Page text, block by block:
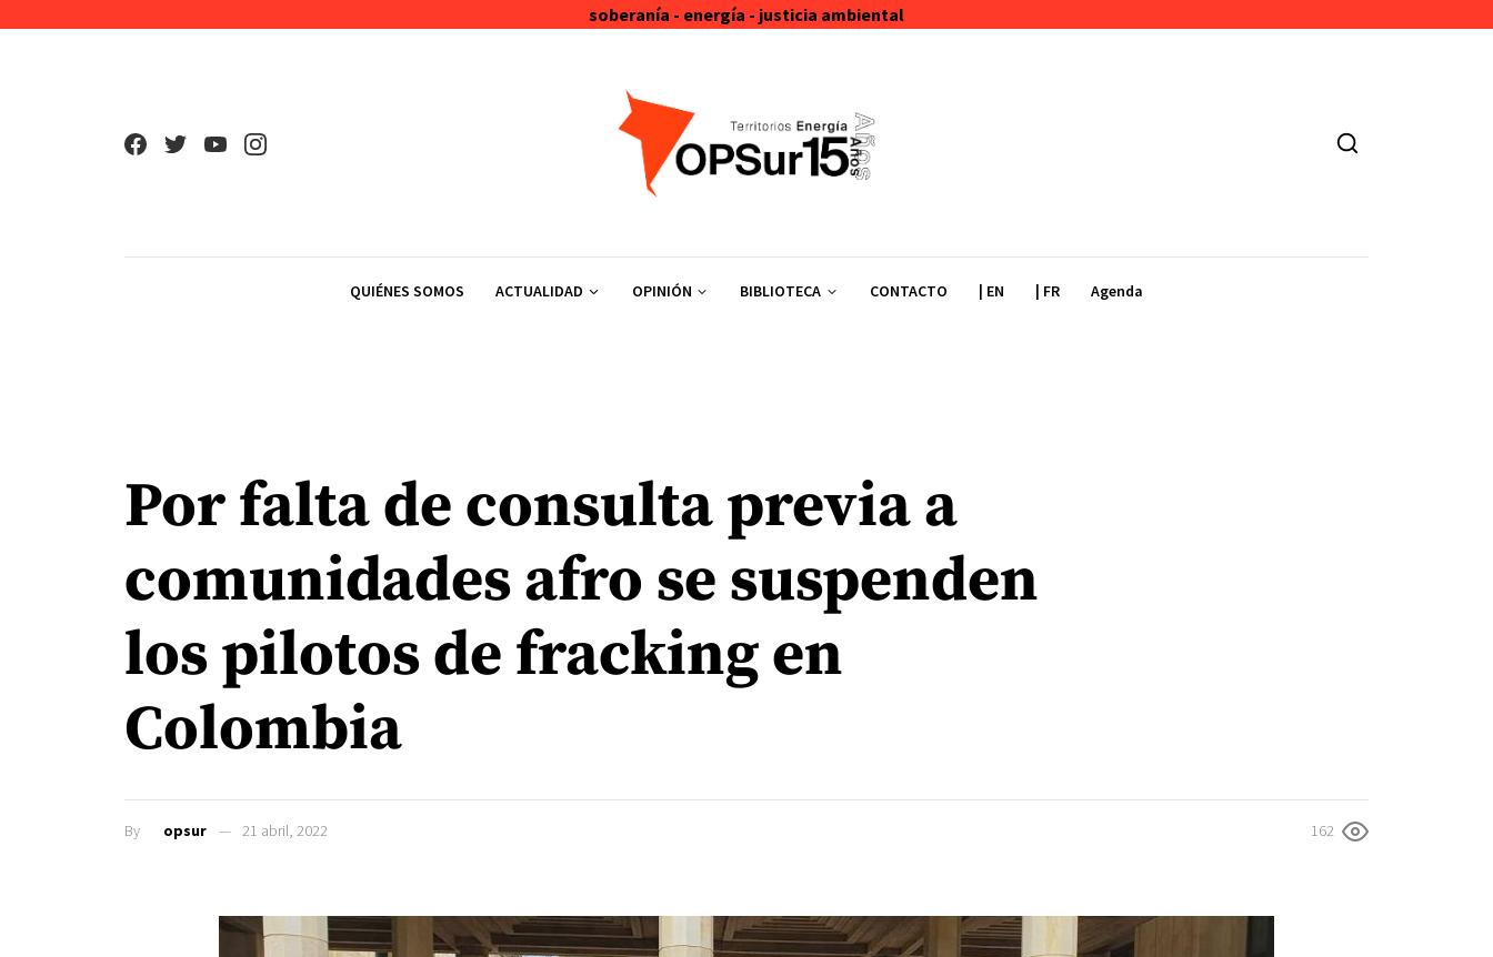
soberanía - energía - justicia ambiental
QUIÉNES SOMOS ACTUALIDAD OPINIÓN BIBLIOTECA CONTACTO | EN | FR Agenda
Por falta de consulta previa a
comunidades afro se suspenden
los pilotos de fracking en
Colombia
By opsur 21 abril, 2022 162